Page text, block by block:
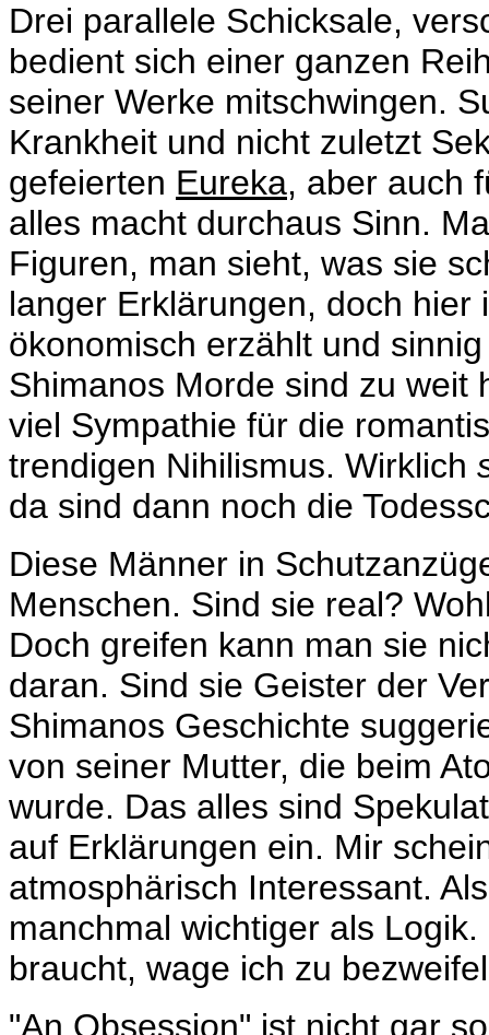
Drei parallele Schicksale,
bedient sich einer ganzen
seiner Werke mitschwingen.
Krankheit und nicht zuletzt
gefeierten Eureka, aber auch
alles macht durchaus Sinn.
Figuren, man sieht, was sie
langer Erklärungen, doch
ökonomisch erzählt und
Shimanos Morde sind zu weit
viel Sympathie für die
trendigen Nihilismus. Wirklich
da sind dann noch die
Diese Männer in
Menschen. Sind sie real?
Doch greifen kann man sie
daran. Sind sie Geister der
Shimanos Geschichte
von seiner Mutter, die beim
wurde. Das alles sind
auf Erklärungen ein. Mir
atmosphärisch Interessant.
manchmal wichtiger als
braucht, wage ich zu
"An Obsession" ist nicht gar